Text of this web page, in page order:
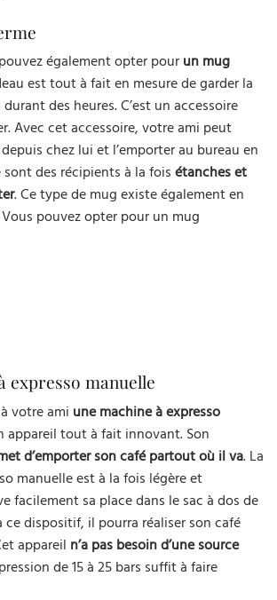
également opter pour un mug
est tout à fait en mesure de garder la
des heures. C’est un accessoire
Avec cet accessoire, votre ami peut
chez lui et l’emporter au bureau en
des récipients à la fois étanches et
. Ce type de mug existe également en
pouvez opter pour un mug
expresso manuelle
votre ami une machine à expresso
appareil tout à fait innovant. Son
d’emporter son café partout où il va. La
manuelle est à la fois légère et
facilement sa place dans le sac à dos de
ce dispositif, il pourra réaliser son café
appareil n’a pas besoin d’une source
de 15 à 25 bars suffit à faire